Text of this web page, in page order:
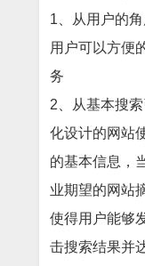
1、从用户的
用户可以方便
务
2、从基本搜
化设计的网站
的基本信息，
业期望的网站
使得用户能够
击搜索结果并